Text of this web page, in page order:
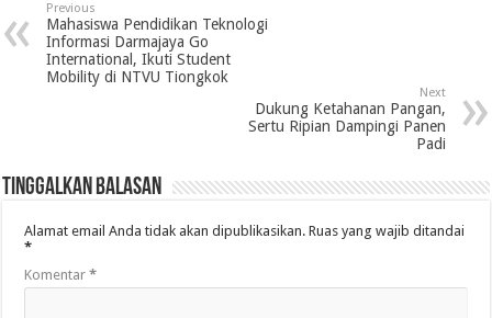
Previous
Mahasiswa Pendidikan Teknologi
Informasi Darmajaya Go
International, Ikuti Student
Mobility di NTVU Tiongkok
Next
Dukung Ketahanan Pangan,
Sertu Ripian Dampingi Panen
Padi
Tinggalkan Balasan
Alamat email Anda tidak akan dipublikasikan. Ruas yang wajib ditandai
*
Komentar*